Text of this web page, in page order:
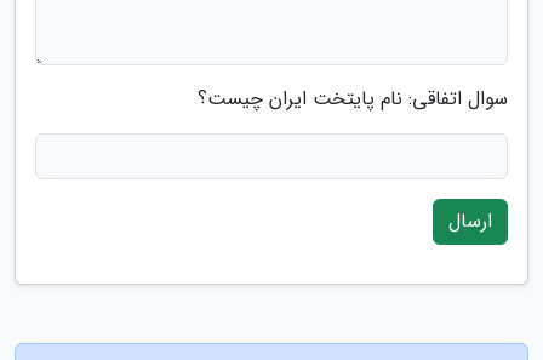
سوال اتفاقی: نام پایتخت ایران چیست؟
ارسال